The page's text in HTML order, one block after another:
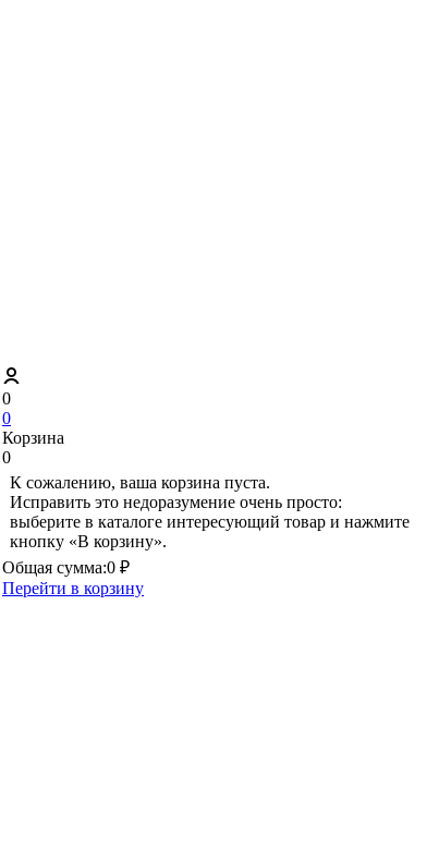
0
0
Корзина
0
К сожалению, ваша корзина пуста.
Исправить это недоразумение очень просто:
выберите в каталоге интересующий товар и нажмите
кнопку «В корзину».
Общая сумма:0 ₽
Перейти в корзину